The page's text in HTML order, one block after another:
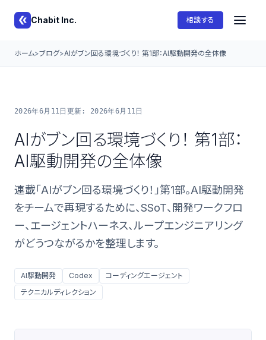
Chabit Inc. 相談する
ホーム ブログ AIがブン回る環境づくり！ 第1部：AI駆動開発の全体像
2026年6月11日 更新: 2026年6月11日
AIがブン回る環境づくり！ 第1部：
AI駆動開発の全体像
連載「AIがブン回る環境づくり！」第1部。AI駆動開発
をチームで再現するために、SSoT、開発ワークフロ
ー、エージェントハーネス、ループエンジニアリング
がどうつながるかを整理します。
AI駆動開発 Codex
コーディングエージェント
テクニカルディレクション